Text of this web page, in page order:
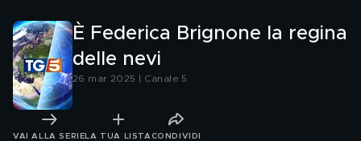
È Federica Brignone la regina
delle nevi
26 mar 2025 | Canale 5
VAI ALLA SERIE LA TUA LISTA CONDIVIDI